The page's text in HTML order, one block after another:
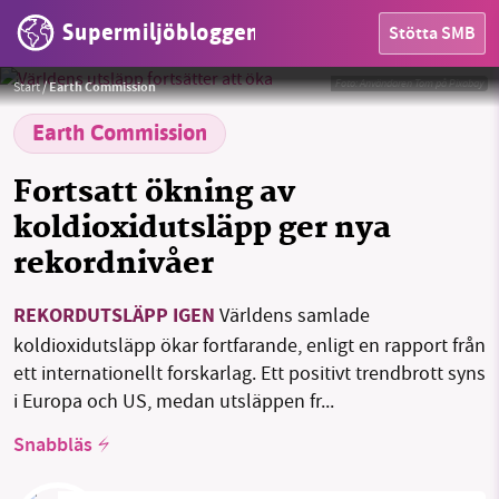
Supermiljöbloggen Stötta SMB
HEM
OMRÅDEN
MILJÖFAKTA
OM OSS
Sök Sparade inlägg
Facebook Instagram BlueSky
Start/Earth Commission
Earth Commission
Fortsatt ökning av
koldioxidutsläpp ger nya
rekordnivåer
REKORDUTSLÄPP IGEN Världens samlade
koldioxidutsläpp ökar fortfarande, enligt en rapport från
ett internationellt forskarlag. Ett positivt trendbrott syns
i Europa och US, medan utsläppen fr...
Snabbläs
Foto:Användaren Tom på Pixabay